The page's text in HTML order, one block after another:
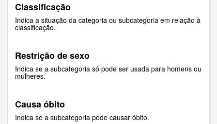
Classificação
Indica a situação da categoria ou subcategoria em relação à
classificação.
Restrição de sexo
Indica se a subcategoria só pode ser usada para homens ou
mulheres.
Causa óbito
Indica se a subcategoria pode causar óbito.